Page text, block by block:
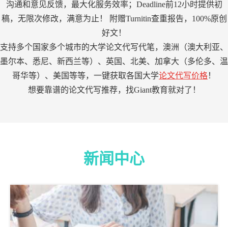
沟通和意见反馈，最大化服务效率；Deadline前12小时提供初
稿，无限次修改，满意为止！ 附赠Turnitin查重报告，100%原创
好文！
支持多个国家多个城市的大学论文代写代笔，澳洲（澳大利亚、
墨尔本、悉尼、新西兰等）、英国、北美、加拿大（多伦多、温
哥华等）、美国等等，一键获取各国大学论文代写价格！
想要靠谱的论文代写推荐，找Giant教育就对了！
新闻中心